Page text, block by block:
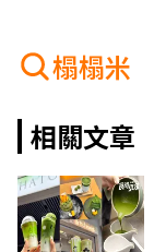
榻榻米
相關文章